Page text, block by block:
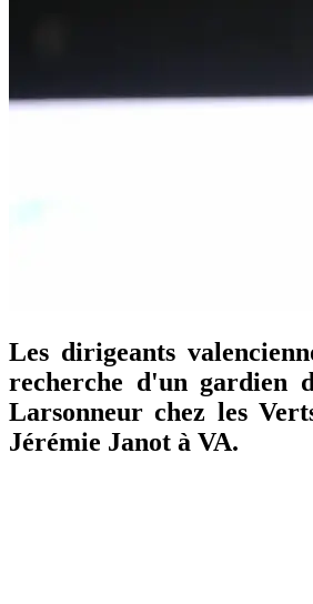
Les dirigeants
recherche d'un gardien
Larsonneur chez les
Jérémie Janot à VA.